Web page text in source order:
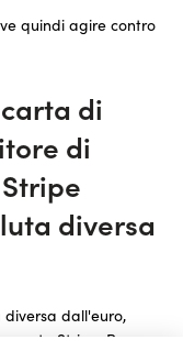
quindi agire contro
di
di
diversa
dall'euro,
Stripe. Per